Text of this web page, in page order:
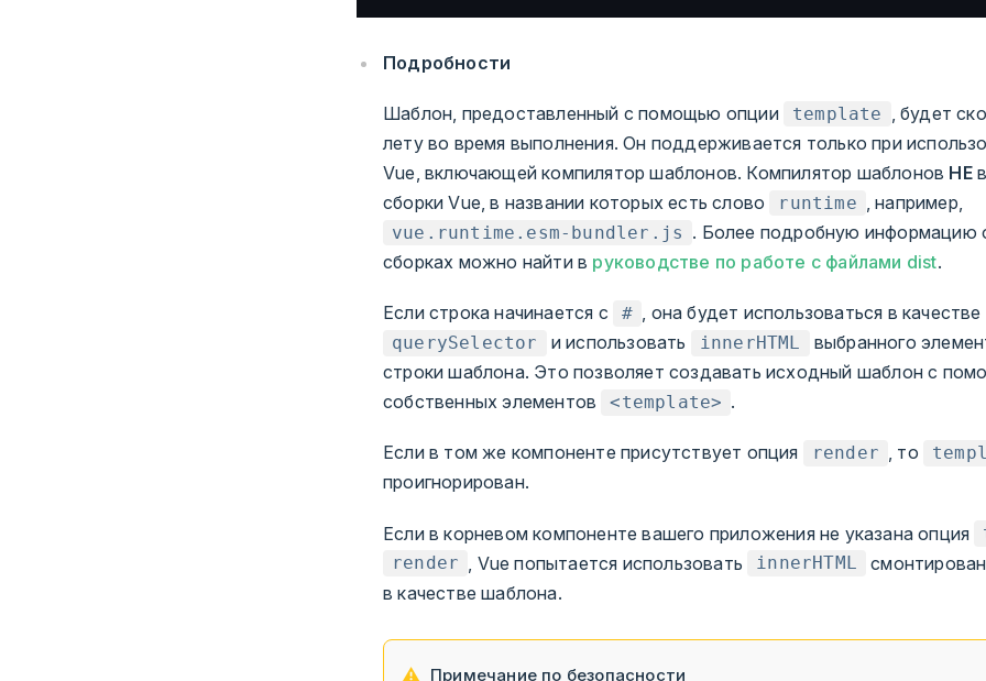
Подробности
Шаблон, предоставленный с помощью опции template
, будет
лету во время выполнения. Он поддерживается только при
Vue, включающей компилятор шаблонов. Компилятор шаблонов НЕ
сборки Vue, в названии которых есть слово
runtime , например,
vue.runtime.esm-bundler.js . Более подробную информацию
сборках можно найти в руководстве по работе с файлами dist.
Если строка начинается с # , она будет использоваться в качестве
querySelector и использовать innerHTML
выбранного
строки шаблона. Это позволяет создавать исходный шаблон с
собственных элементов
<template> .
Если в том же компоненте присутствует опция render , то
проигнорирован.
Если в корневом компоненте вашего приложения не указана опция
render , Vue попытается использовать innerHTML
в качестве шаблона.
Примечание по безопасности